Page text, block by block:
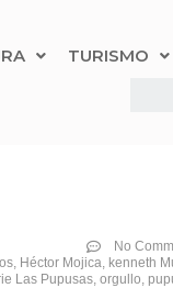
TURISMO
No
, Héctor Mojica, kenneth
Las Pupusas, orgullo,